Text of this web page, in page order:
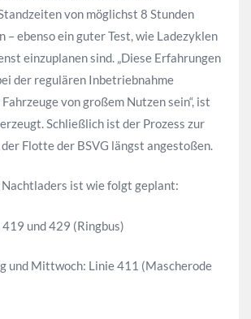
von möglichst 8 Stunden
– ebenso ein guter Test, wie Ladezyklen
einzuplanen sind. „Diese Erfahrungen
der regulären Inbetriebnahme
von großem Nutzen sein“, ist
Schließlich ist der Prozess zur
Flotte der BSVG längst angestoßen.
Nachtladers ist wie folgt geplant:
und 429 (Ringbus)
und Mittwoch: Linie 411 (Mascherode